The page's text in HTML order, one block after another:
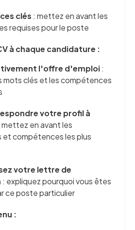
clés : mettez en avant les
requises pour le poste
à chaque candidature :
l'offre d'emploi:
mots clés et les compétences
votre profil à
mettez en avant les
et compétences les plus
votre lettre de
: expliquez pourquoi vous êtes
ce poste particulier
: